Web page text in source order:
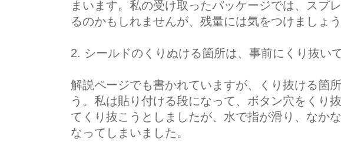
まいます。私の受け取ったパッケージでは、スプ
るのかもしれませんが、残量には気をつけましょう
2. シールドのくりぬける箇所は、事前にくり抜いて
解説ページでも書かれていますが、くり抜ける箇
う。私は貼り付ける段になって、ボタン穴をくり
てくり抜こうとしましたが、水で指が滑り、なか
なってしまいました。